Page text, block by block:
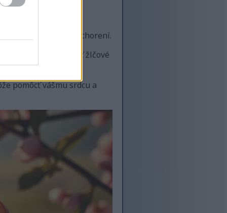
krvný tlak.
riziko srdcových ochorení.
pomôcť odstraňovať žlčové
pomôcť vášmu srdcu a